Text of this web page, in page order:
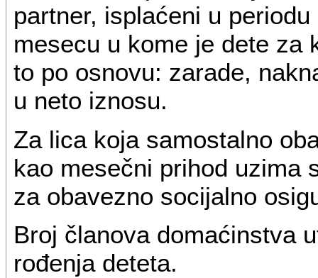
partner, isplaćeni u
mesecu u kome je dete za
to po osnovu: zarade,
u neto iznosu.
Za lica koja samostalno
kao mesečni prihod uzima
za obavezno socijalno
Broj članova domaćinstva
rođenja deteta.